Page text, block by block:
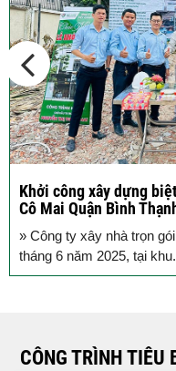
Khởi công xây dựng
Cô Mai Quận Bình
» Công ty xây nhà trọn
tháng 6 năm 2025, tại
CÔNG TRÌNH TIÊU